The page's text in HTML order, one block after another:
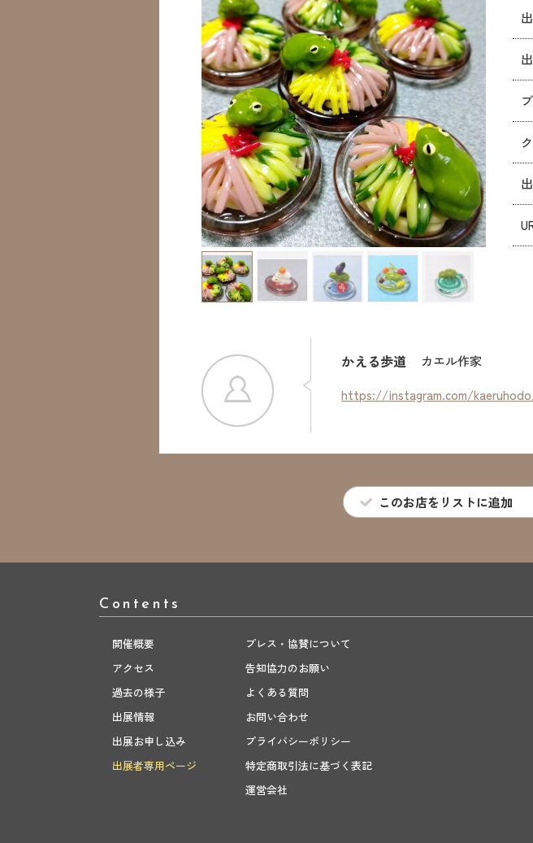
かえる歩道
カエル作家
https://instagram.com/
このお店をリストに追加
Contents
開催概要
アクセス
過去の様子
出展情報
出展お申し込み
出展者専用ページ
プレス・協賛について
告知協力のお願い
よくある質問
お問い合わせ
プライバシーポリシー
特定商取引法に基づく表記
運営会社